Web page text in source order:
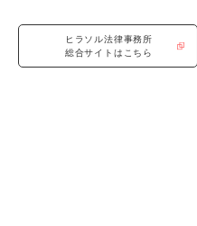
ヒラソル法律事務所
総合サイトはこちら